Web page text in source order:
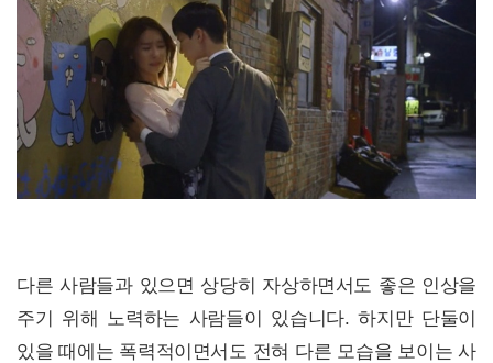
다른 사람들과 있으면 상당히 자상하면서도 좋은 인상을
주기 위해 노력하는 사람들이 있습니다. 하지만 단둘이
있을 때에는 폭력적이면서도 전혀 다른 모습을 보이는 사